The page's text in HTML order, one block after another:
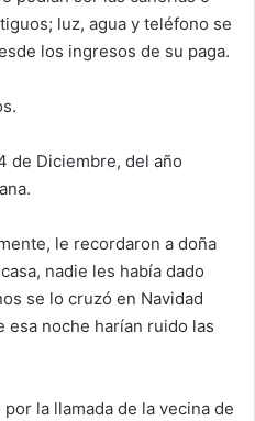
luz, agua y teléfono se
los ingresos de su paga.
de Diciembre, del año
le recordaron a doña
nadie les había dado
se lo cruzó en Navidad
esa noche harían ruido las
la llamada de la vecina de